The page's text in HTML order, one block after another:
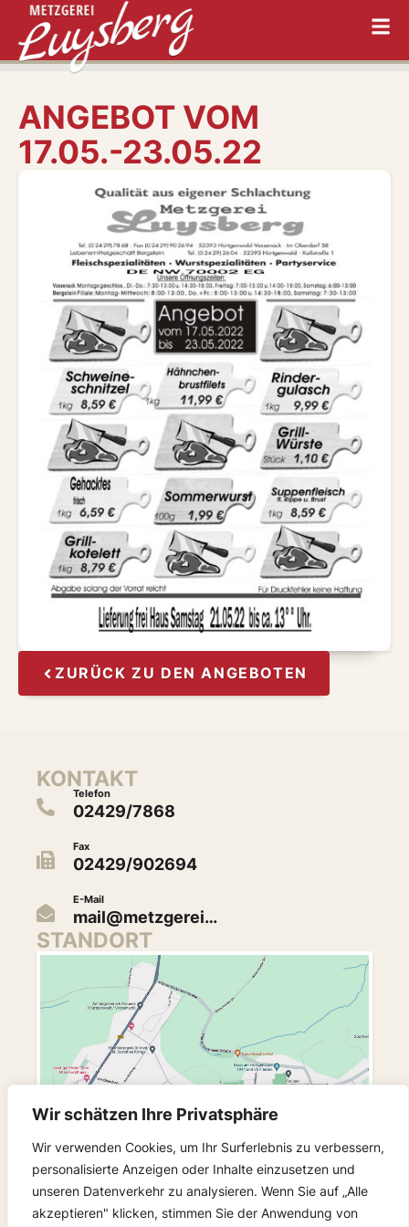
Wir schätzen Ihre Privatsphäre
Wir verwenden Cookies, um Ihr Surferlebnis zu verbessern,
personalisierte Anzeigen oder Inhalte einzusetzen und
unseren Datenverkehr zu analysieren. Wenn Sie auf „Alle
akzeptieren" klicken, stimmen Sie der Anwendung von
ANGEBOT VOM
17.05.-23.05.22
ZURÜCK ZU DEN ANGEBOTEN
KONTAKT
Telefon
02429/7868
Fax
02429/902694
E-Mail
mail@metzgerei…
STANDORT
FOLGEN SIE UNS